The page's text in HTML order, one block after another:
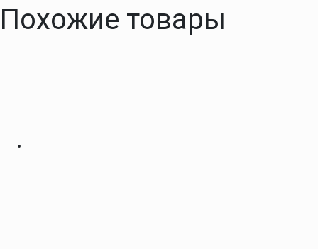
Похожие товары